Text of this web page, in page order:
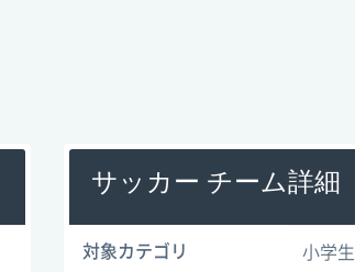
サッカー チーム詳細
対象カテゴリ 小学生